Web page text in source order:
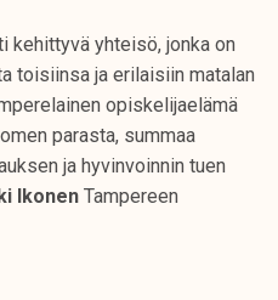
kehittyvä yhteisö, jonka on
toisiinsa ja erilaisiin matalan
opiskelijaelämä
parasta, summaa
ja hyvinvoinnin tuen
Ikonen Tampereen